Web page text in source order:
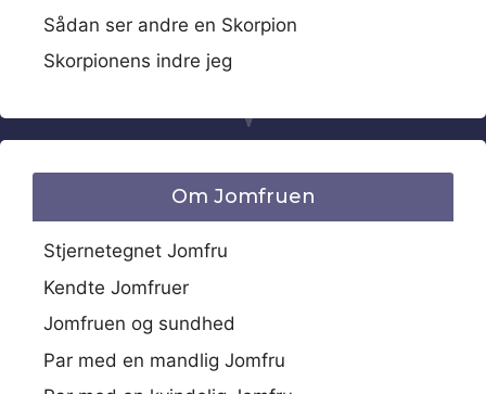
Sådan ser andre en Skorpion
Skorpionens indre jeg
Om Jomfruen
Stjernetegnet Jomfru
Kendte Jomfruer
Jomfruen og sundhed
Par med en mandlig Jomfru